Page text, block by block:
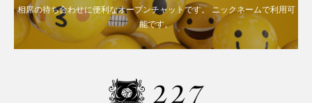
相席の待ち合わせに便利なオープンチャットです。 ニックネームで利用可
能です。